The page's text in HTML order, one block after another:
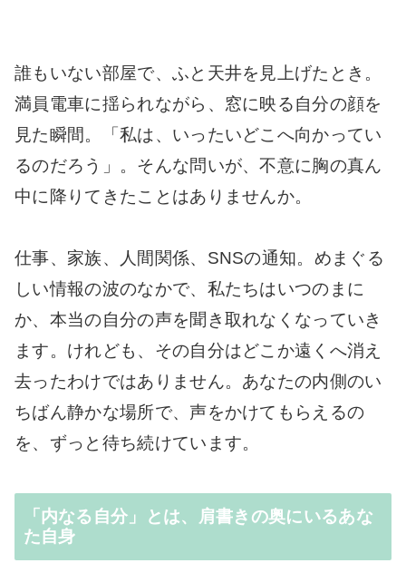
誰もいない部屋で、ふと天井を見上げたとき。
満員電車に揺られながら、窓に映る自分の顔を
見た瞬間。「私は、いったいどこへ向かってい
るのだろう」。そんな問いが、不意に胸の真ん
中に降りてきたことはありませんか。
仕事、家族、人間関係、SNSの通知。めまぐる
しい情報の波のなかで、私たちはいつのまに
か、本当の自分の声を聞き取れなくなっていき
ます。けれども、その自分はどこか遠くへ消え
去ったわけではありません。あなたの内側のい
ちばん静かな場所で、声をかけてもらえるの
を、ずっと待ち続けています。
「内なる自分」とは、肩書きの奥にいるあな
た自身